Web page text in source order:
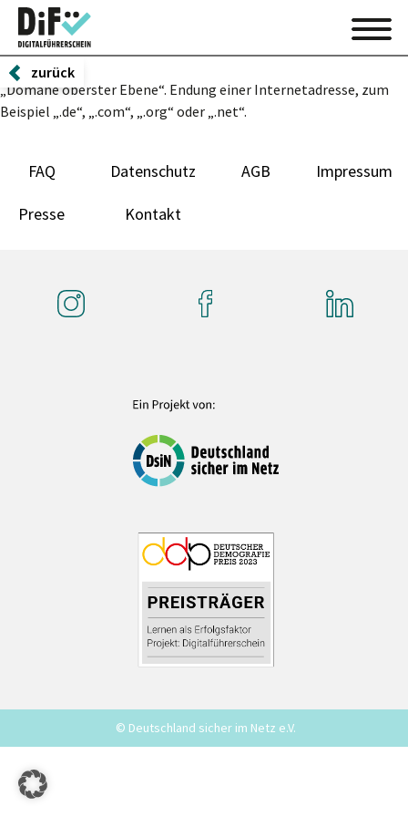
zurück
„Domäne oberster Ebene“. Endung einer Internetadresse, zum
Beispiel „.de“, „.com“, „.org“ oder „.net“.
FAQ Datenschutz AGB Impressum
Presse Kontakt
© Deutschland sicher im Netz e.V.